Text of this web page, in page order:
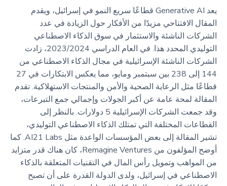
يعد Generative AI قطاعًا سريع النمو في إسرائيل، ويقدم
المقال الافتتاحي مزيدًا من الأفكار حول الزيادة في عدد
الشركات الناشئة والاستثمار في سوق الذكاء الاصطناعي
التوليدي المحدد هذا. في العام الدراسي 2023/2024، زادت
الشركات الناشئة الإسرائيلية في مجال الذكاء الاصطناعي من
144 إلى 238 بين سبتمبر ومايو، مما يعكس الابتكارات في 27
قطاعًا مثل الرعاية الصحية والأمن والمنتجات الاستهلاكية. تقدم
المقالة لمحة عامة عن أكبر الجولات وإجمالي جمع التبرعات،
وقد جمعت الشركات الإسرائيلية 5 دولارات. بالنظر إلى
القطاعات المختلفة التي تمتلك الذكاء الاصطناعي التوليدي،
تشير المقالة إلى بعض المؤسسات الواعدة مثل AI21 Labs. كما
أوضح المؤلفون من Remagine Ventures، كان هناك قدر متزايد
من المواهب وتمويل رأس المال في التقنيات المتعلقة بالذكاء
الاصطناعي في إسرائيل، ولدى الدولة القدرة على أن تصبح